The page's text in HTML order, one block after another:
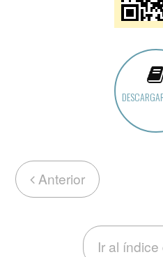
Anterior
Ir al